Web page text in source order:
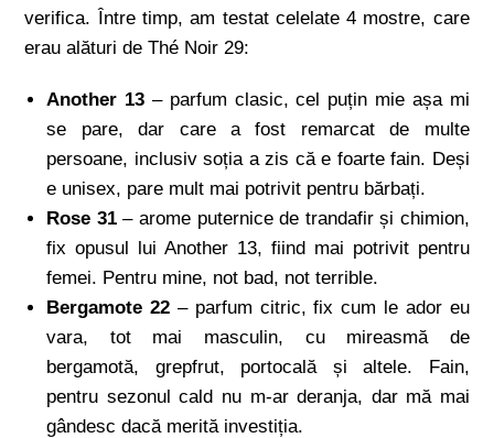
verifica. Între timp, am testat celelate 4 mostre, care
erau alături de Thé Noir 29:
Another 13 – parfum clasic, cel puțin mie așa mi
se pare, dar care a fost remarcat de multe
persoane, inclusiv soția a zis că e foarte fain. Deși
e unisex, pare mult mai potrivit pentru bărbați.
Rose 31– arome puternice de trandafir și chimion,
fix opusul lui Another 13, fiind mai potrivit pentru
femei. Pentru mine, not bad, not terrible.
Bergamote 22 – parfum citric, fix cum le ador eu
vara, tot mai masculin, cu mireasmă de
bergamotă, grepfrut, portocală și altele. Fain,
pentru sezonul cald nu m-ar deranja, dar mă mai
gândesc dacă merită investiția.